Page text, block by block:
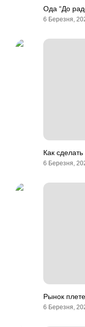
Ода “До
6 Березня,
Как
6 Березня,
Рынок
6 Березня,